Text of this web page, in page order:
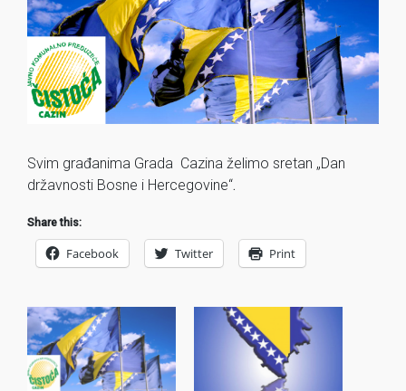
Svim građanima Grada Cazina želimo sretan „Dan
državnosti Bosne i Hercegovine“.
Share this:
Facebook Twitter Print